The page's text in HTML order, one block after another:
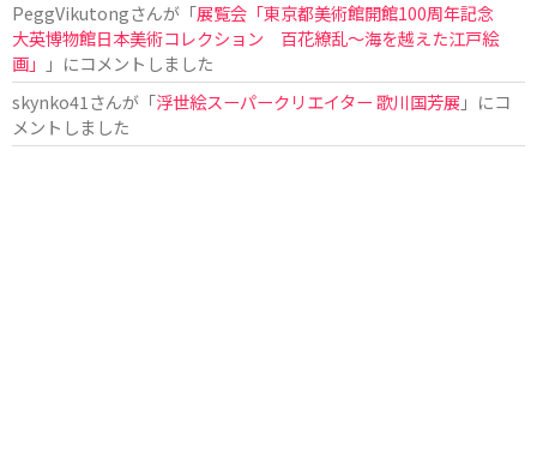
PeggVikutongさんが「展覧会「東京都美術館開館100周年記念
大英博物館日本美術コレクション 百花繚乱〜海を越えた江戸絵
画」
」にコメントしました
skynko41 さんが「浮世絵スーパークリエイター 歌川国芳展 」にコ
メントしました